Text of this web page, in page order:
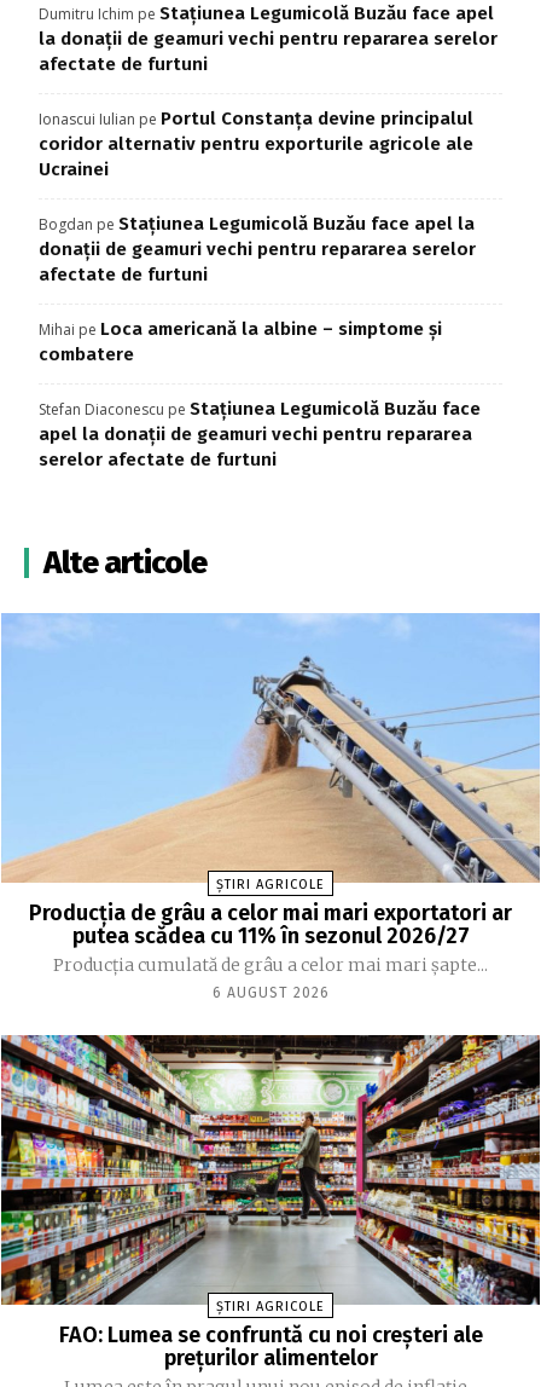
Dumitru Ichim pe Stațiunea Legumicolă Buzău face apel
la donații de geamuri vechi pentru repararea serelor
afectate de furtuni
Ionascui Iulian pe Portul Constanța devine principalul
coridor alternativ pentru exporturile agricole ale
Ucrainei
Bogdan pe Stațiunea Legumicolă Buzău face apel la
donații de geamuri vechi pentru repararea serelor
afectate de furtuni
Mihai pe Loca americană la albine – simptome și
combatere
Stefan Diaconescu pe Stațiunea Legumicolă Buzău face
apel la donații de geamuri vechi pentru repararea
serelor afectate de furtuni
Alte articole
ȘTIRI AGRICOLE
Producția de grâu a celor mai mari exportatori ar
putea scădea cu 11% în sezonul 2026/27
Producția cumulată de grâu a celor mai mari șapte...
6 AUGUST 2026
ȘTIRI AGRICOLE
FAO: Lumea se confruntă cu noi creşteri ale
preţurilor alimentelor